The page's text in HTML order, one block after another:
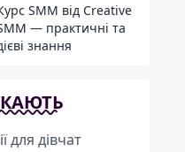
SMM від Creative
— практичні та
знання
для дівчат